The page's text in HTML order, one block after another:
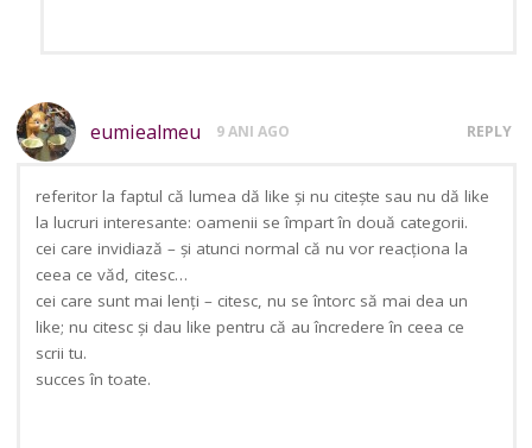
eumiealmeu 9 ANI AGO REPLY
referitor la faptul că lumea dă like și nu citește sau nu dă like
la lucruri interesante: oamenii se împart în două categorii.
cei care invidiază – și atunci normal că nu vor reacționa la
ceea ce văd, citesc…
cei care sunt mai lenți – citesc, nu se întorc să mai dea un
like; nu citesc și dau like pentru că au încredere în ceea ce
scrii tu.
succes în toate.